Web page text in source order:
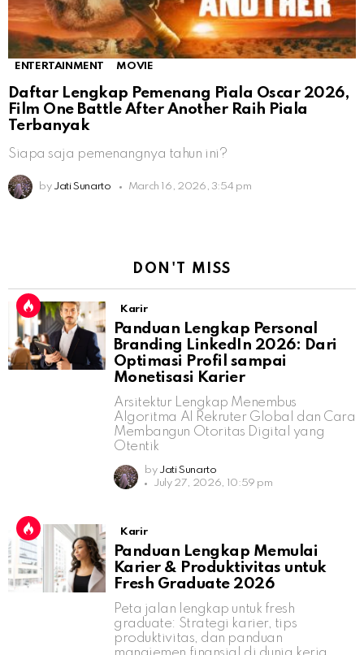
ENTERTAINMENT MOVIE
Daftar Lengkap Pemenang Piala Oscar 2026,
Film One Battle After Another Raih Piala
Terbanyak
Siapa saja pemenangnya tahun ini?
by Jati Sunarto March 16, 2026, 3:54 pm
DON'T MISS
Karir
Panduan Lengkap Personal
Branding LinkedIn 2026: Dari
Optimasi Profil sampai
Monetisasi Karier
Arsitektur Lengkap Menembus
Algoritma AI Rekruter Global dan Cara
Membangun Otoritas Digital yang
Otentik
by Jati Sunarto
July 27, 2026, 10:59 pm
Karir
Panduan Lengkap Memulai
Karier & Produktivitas untuk
Fresh Graduate 2026
Peta jalan lengkap untuk fresh
graduate: Strategi karier, tips
produktivitas, dan panduan